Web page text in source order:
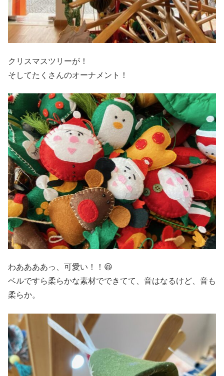
クリスマスツリーが！
そしてたくさんのオーナメント！
わああああっ、可愛い！！😆
ベルですら柔らかな素材でできてて、音はなるけど、音も
柔らか。